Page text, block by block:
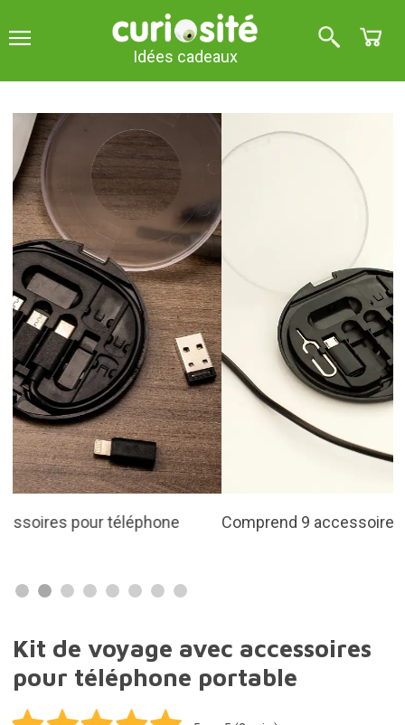
Idées cadeaux
Comprend 9 accessoires
pour téléphone portable